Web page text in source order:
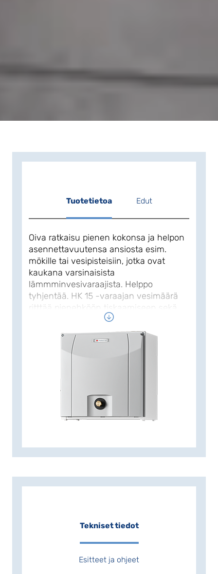
Tuotetietoa Edut
Oiva ratkaisu pienen kokonsa ja helpon
asennettavuutensa ansiosta esim.
mökille tai vesipisteisiin, jotka ovat
kaukana varsinaisista
lämmminvesivaraajista. Helppo
tyhjentää. HK 15 -varaajan vesimäärä
ritttää pienehköön tiskaamiseen sekä
HK 15 tarvitsee vain vähän tilaa, se
asennetaan seinälle vesiliitännät ylös
suomalaisen asennusperinteen
mukaiset. Laitteen mukana toimitetaan
varoventtiili, mutta ei venttiiliryhmää.
Tekniset tiedot
Esitteet ja ohjeet